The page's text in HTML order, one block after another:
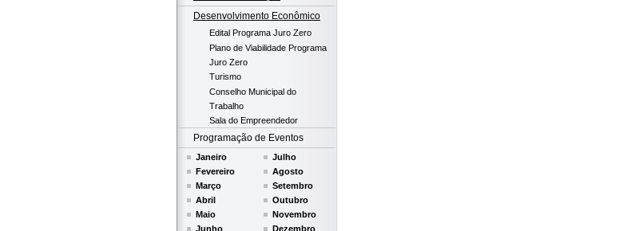
Desenvolvimento Econômico
Edital Programa Juro Zero
Plano de Viabilidade Programa
Juro Zero
Turismo
Conselho Municipal do
Trabalho
Sala do Empreendedor
Programação de Eventos
Janeiro
Fevereiro
Março
Abril
Maio
Junho
Julho
Agosto
Setembro
Outubro
Novembro
Dezembro